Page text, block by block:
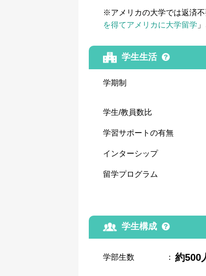
※アメリカの大学では返済
を得てアメリカに大学留学
学生生活
学期制
学生/教員数比
学習サポートの有無
インターシップ
留学プログラム
学生構成
学部生数 ： 約500